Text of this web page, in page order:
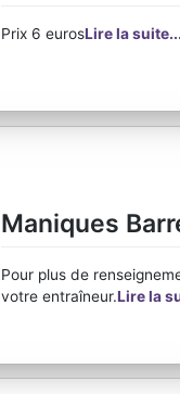
Prix 6 eurosLire la suite...
Maniques
Pour plus de
votre entraîneur.Lire la